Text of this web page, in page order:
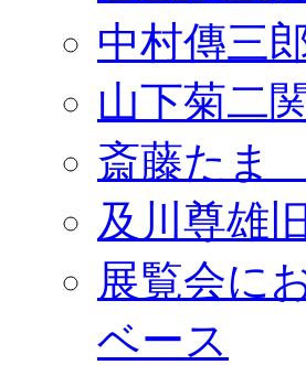
中村傳三
山下菊二
斎藤たま
及川尊雄
展覧会に
ベース